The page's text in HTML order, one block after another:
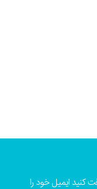
کنید ایمیل خود را